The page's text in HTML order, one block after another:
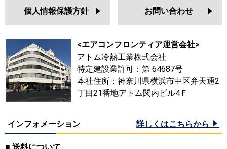
個人情報保護方針 お問い合わせ
<エアコンフロンティア運営会社>
アトム冷熱工業株式会社
特定建設業許可：第 64687号
本社住所：神奈川県横浜市中区弁天通2
丁目21番地アトム関内ビル4Ｆ
インフォメーション 詳しくはこちらから